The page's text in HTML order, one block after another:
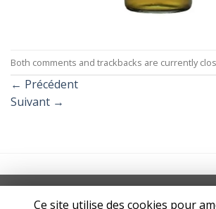
Both comments and trackbacks are currently
← Précédent
Suivant →
CONTACT
Ce site utilise des cookies pour